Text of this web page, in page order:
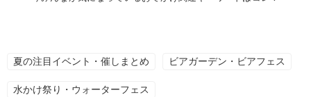
夏の注目イベント・催しまとめ ビアガーデン・ビアフェス
水かけ祭り・ウォーターフェス